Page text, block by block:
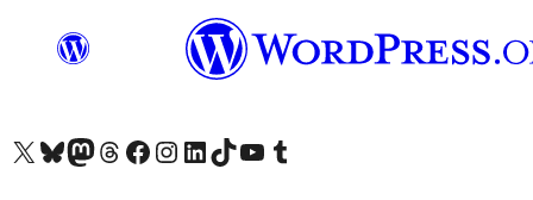
Посетите нас в X (ранее Twitter)
Посетите нашу учётную запись в Bluesky
Посетите нашу ленту в Mastodon
Посетите нашу учётную запись в Threads
Посетите нашу страницу на Facebook
Посетите наш Instagram
Посетите нашу страницу в LinkedIn
Посетите нашу учётную запись в TikTok
Посетите наш канал YouTube
Посетите нашу учётную запись в Tumblr